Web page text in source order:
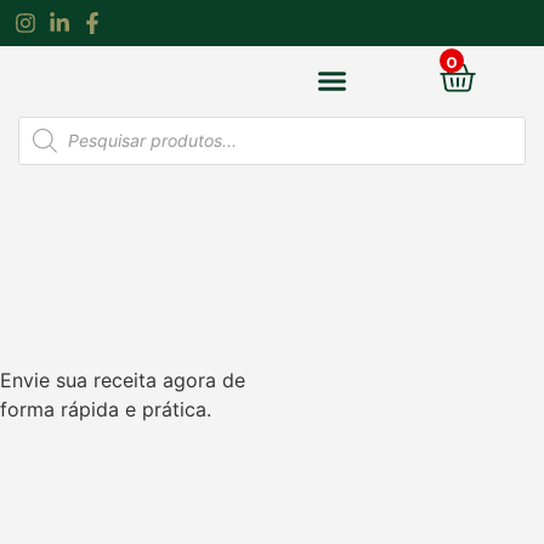
0
Envie sua receita agora de
forma rápida e prática.